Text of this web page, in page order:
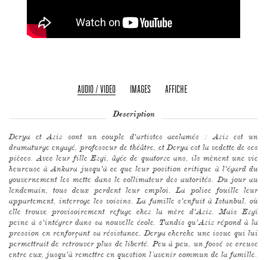
AUDIO / VIDEO IMAGES AFFICHE
Description
Derya et Aziz sont un couple d'artistes acclamés : Aziz est un
dramaturge engagé, professeur de théâtre, et Derya est la vedette de ses
pièces. Avec leur fille Ezgi, âgée de quatorze ans, ils mènent une vie
heureuse à Ankara jusqu'à ce que leur position critique à l'égard du
gouvernement les mette dans le collimateur des autorités. Du jour au
lendemain, tous deux perdent leur emploi. La police fouille leur
appartement, interroge les voisins. La famille s'enfuit à Istanbul, où
elle trouve provisoirement refuge chez la mère d'Aziz. Mais Ezgi
peine à s'intégrer dans sa nouvelle école. Tandis qu'Aziz répond à la
pression en renforçant sa résistance, Derya cherche une issue qui lui
permettrait de retrouver plus de liberté. Peu à peu, un fossé se creuse
entre eux, jusqu'à remettre en question l’avenir commun de la famille.